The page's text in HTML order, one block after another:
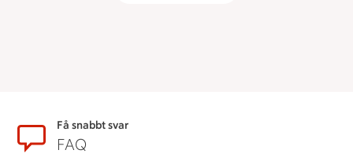
SidfotFå snabbt svar
FAQ